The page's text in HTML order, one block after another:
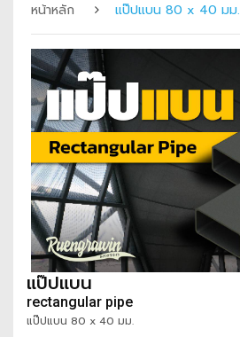
หน้าหลัก แป๊ปแบน 80 x 40 มม.
แป๊ปแบน
rectangular pipe
แป๊ปแบน 80 x 40 มม.